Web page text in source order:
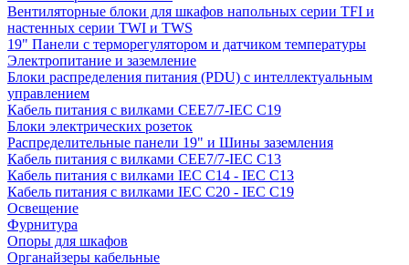
Вентиляторные блоки для шкафов напольных серии TFI и
настенных серии TWI и TWS
19" Панели с терморегулятором и датчиком температуры
Электропитание и заземление
Блоки распределения питания (PDU) с интеллектуальным
управлением
Кабель питания с вилками CEE7/7-IEC C19
Блоки электрических розеток
Распределительные панели 19" и Шины заземления
Кабель питания с вилками CEE7/7-IEC C13
Кабель питания с вилками IEC C14 - IEC C13
Кабель питания с вилками IEC C20 - IEC C19
Освещение
Фурнитура
Опоры для шкафов
Органайзеры кабельные